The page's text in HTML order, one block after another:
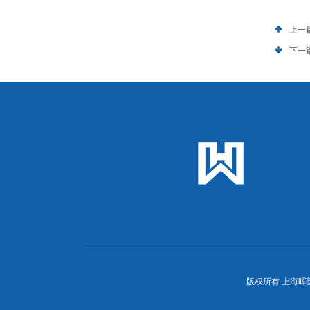
上一
下一
版权所有 上海